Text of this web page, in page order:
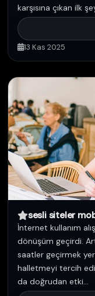
karşısına çıkan ilk
13 Kas 2025
sesli siteler
İnternet kullanım
dönüşüm geçirdi.
saatler geçirmek
halletmeyi tercih
da doğrudan etki...